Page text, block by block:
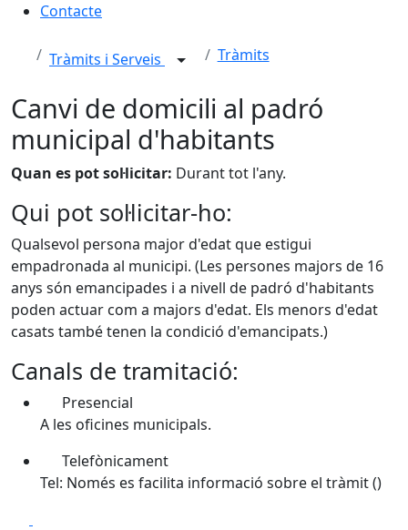
Contacte
Tràmits i Serveis Tràmits
Canvi de domicili al padró
municipal d'habitants
Quan es pot sol·licitar: Durant tot l'any.
Qui pot sol·licitar-ho:
Qualsevol persona major d'edat que estigui
empadronada al municipi. (Les persones majors de 16
anys són emancipades i a nivell de padró d'habitants
poden actuar com a majors d'edat. Els menors d'edat
casats també tenen la condició d'emancipats.)
Canals de tramitació:
Presencial
A les oficines municipals.
Telefònicament
Tel: Només es facilita informació sobre el tràmit ()